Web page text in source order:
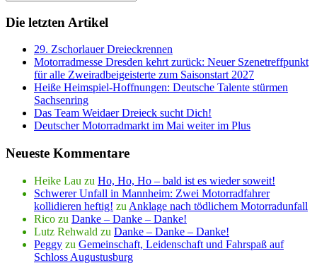
Die letzten Artikel
29. Zschorlauer Dreieckrennen
Motorradmesse Dresden kehrt zurück: Neuer Szenetreffpunkt
für alle Zweiradbeigeisterte zum Saisonstart 2027
Heiße Heimspiel-Hoffnungen: Deutsche Talente stürmen
Sachsenring
Das Team Weidaer Dreieck sucht Dich!
Deutscher Motorradmarkt im Mai weiter im Plus
Neueste Kommentare
Heike Lau zu Ho, Ho, Ho – bald ist es wieder soweit!
Schwerer Unfall in Mannheim: Zwei Motorradfahrer
kollidieren heftig! zu Anklage nach tödlichem Motorradunfall
Rico zu Danke – Danke – Danke!
Lutz Rehwald zu Danke – Danke – Danke!
Peggy zu Gemeinschaft, Leidenschaft und Fahrspaß auf
Schloss Augustusburg